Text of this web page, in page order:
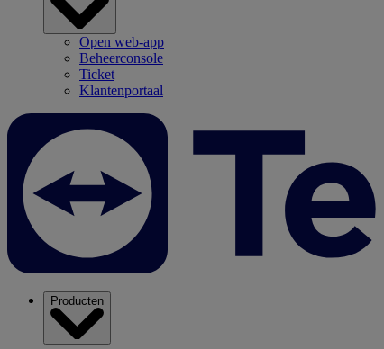
Open web-app
Beheerconsole
Ticket
Klantenportaal
Producten